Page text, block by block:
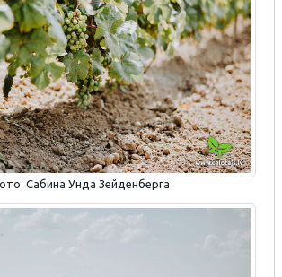
Сабина Унда Зейденберга